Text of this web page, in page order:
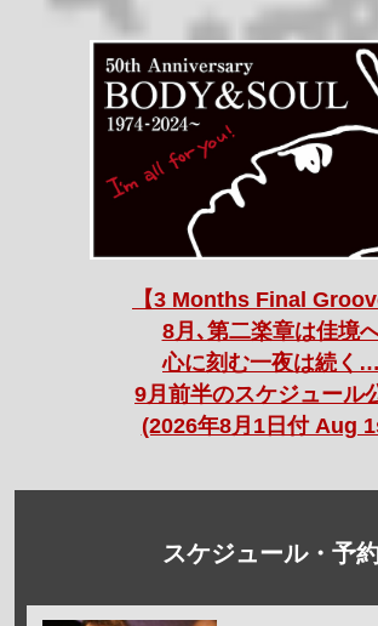
【3 Months Final
8月､第二楽章は佳境
心に刻む一夜は続く…
9月前半のスケジュール
(2026年8月1日付 Aug
スケジュール・予